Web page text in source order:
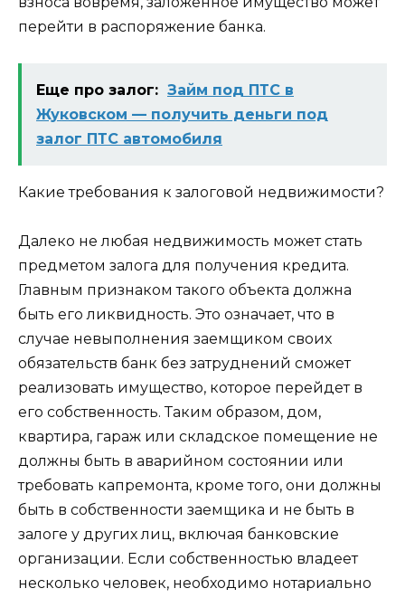
перейти в распоряжение банка.
Еще про залог: Займ под ПТС в
Жуковском — получить деньги под
залог ПТС автомобиля
Какие требования к залоговой недвижимости?
Далеко не любая недвижимость может стать
предметом залога для получения кредита.
Главным признаком такого объекта должна
быть его ликвидность. Это означает, что в
случае невыполнения заемщиком своих
обязательств банк без затруднений сможет
реализовать имущество, которое перейдет в
его собственность. Таким образом, дом,
квартира, гараж или складское помещение не
должны быть в аварийном состоянии или
требовать капремонта, кроме того, они должны
быть в собственности заемщика и не быть в
залоге у других лиц, включая банковские
организации. Если собственностью владеет
несколько человек, необходимо нотариально